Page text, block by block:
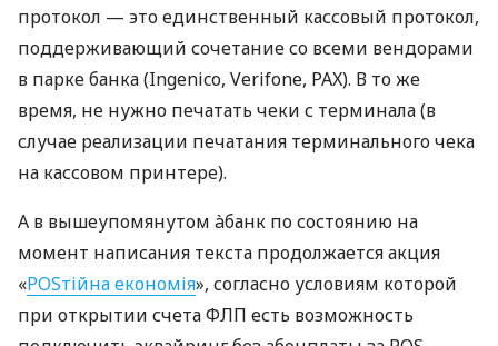
протокол — это единственный кассовый протокол,
поддерживающий сочетание со всеми вендорами
в парке банка (Ingenico, Verifone, PAX). В то же
время, не нужно печатать чеки с терминала (в
случае реализации печатания терминального чека
на кассовом принтере).
А в вышеупомянутом àбанк по состоянию на
момент написания текста продолжается акция
«POSтійна економія», согласно условиям которой
при открытии счета ФЛП есть возможность